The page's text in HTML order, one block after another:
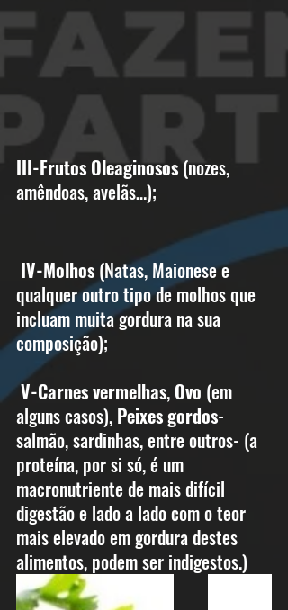
III-Frutos Oleaginosos (nozes,
amêndoas, avelãs…);
IV-Molhos (Natas, Maionese e
qualquer outro tipo de molhos que
incluam muita gordura na sua
composição);
V-Carnes vermelhas, Ovo (em
alguns casos), Peixes gordos-
salmão, sardinhas, entre outros- (a
proteína, por si só, é um
macronutriente de mais difícil
digestão e lado a lado com o teor
mais elevado em gordura destes
alimentos, podem ser indigestos.)